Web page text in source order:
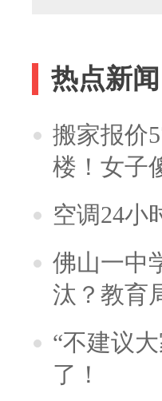
热点新闻
搬家报价
楼！女
空调24小
佛山一中
汰？教育
“不建议
了！